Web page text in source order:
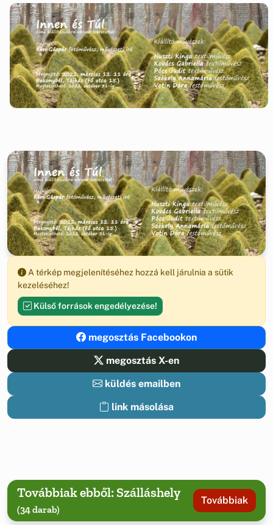
A térkép megjelenítéséhez hozzá kell járulnia a sütik
kezeléséhez!
Külső források engedélyezése!
megosztás Facebookon
megosztás X-en
küldés emailben
link másolása
Továbbiak ebből: Szálláshely
(34 darab)
Továbbiak